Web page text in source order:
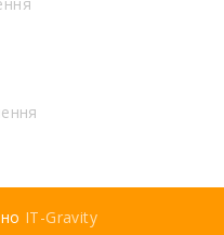
IT-Gravity